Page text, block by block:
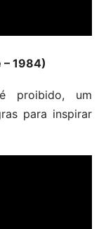
– 1984)
proibido, um
para inspirar